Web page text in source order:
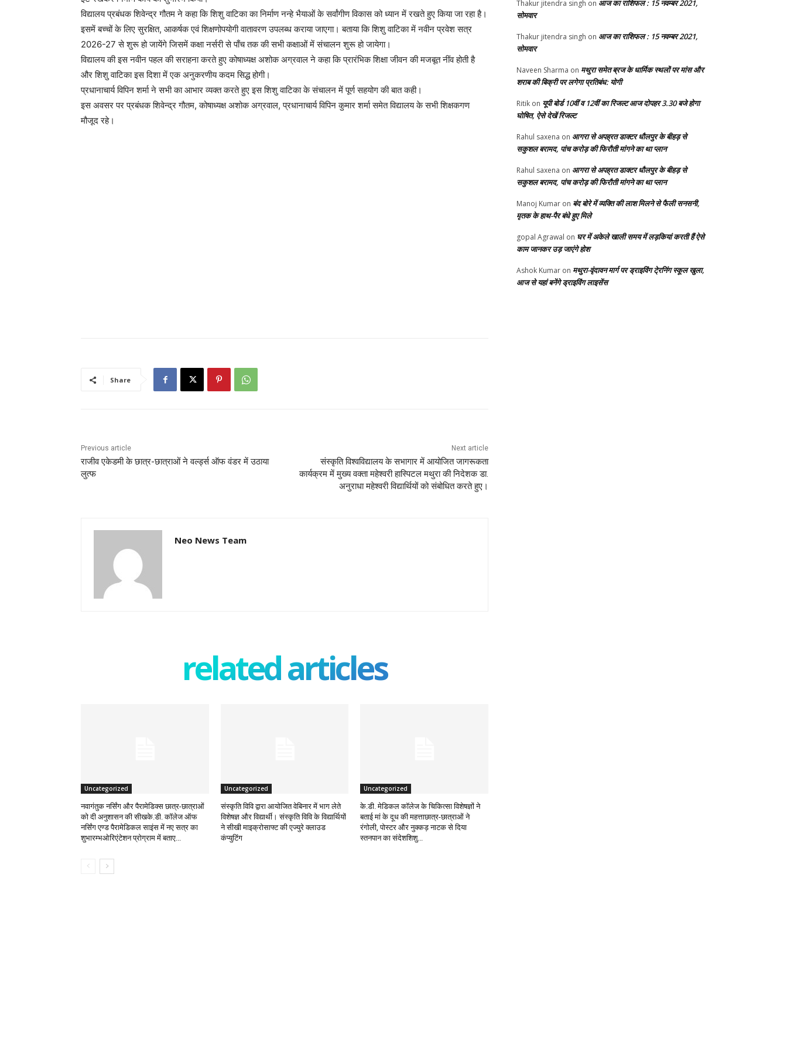
विद्यालय प्रबंधक शिवेन्द्र गौतम ने कहा कि शिशु वाटिका का निर्माण नन्हे भैयाओं के सर्वांगीण विकास को ध्यान में रखते हुए किया जा रहा है।
इसमें बच्चों के लिए सुरक्षित, आकर्षक एवं शिक्षणोपयोगी वातावरण उपलब्ध कराया जाएगा। बताया कि शिशु वाटिका में नवीन प्रवेश सत्र
2026-27 से शुरू हो जायेंगे जिसमें कक्षा नर्सरी से पाँच तक की सभी कक्षाओं में संचालन शुरू हो जायेगा।
विद्यालय की इस नवीन पहल की सराहना करते हुए कोषाध्यक्ष अशोक अग्रवाल ने कहा कि प्रारंभिक शिक्षा जीवन की मजबूत नींव होती है
और शिशु वाटिका इस दिशा में एक अनुकरणीय कदम सिद्ध होगी।
प्रधानाचार्य विपिन शर्मा ने सभी का आभार व्यक्त करते हुए इस शिशु वाटिका के संचालन में पूर्ण सहयोग की बात कही।
इस अवसर पर प्रबंधक शिवेन्द्र गौतम, कोषाध्यक्ष अशोक अग्रवाल, प्रधानाचार्य विपिन कुमार शर्मा समेत विद्यालय के सभी शिक्षकगण
मौजूद रहे।
Share
Previous article
राजीव एकेडमी के छात्र-छात्राओं ने वर्ल्ड्स ऑफ वंडर में उठाया
लुत्फ
Next article
संस्कृति विश्वविद्यालय के सभागार में आयोजित जागरूकता
कार्यक्रम में मुख्य वक्ता महेश्वरी हास्पिटल मथुरा की निदेशक डा.
अनुराधा महेश्वरी विद्यार्थियों को संबोधित करते हुए।
Neo News Team
related articles
Uncategorized
नवागंतुक नर्सिंग और पैरामेडिक्स छात्र-छात्राओं
को दी अनुशासन की सीखके.डी. कॉलेज ऑफ
नर्सिंग एण्ड पैरामेडिकल साइंस में नए सत्र का
शुभारम्भओरिएंटेशन प्रोग्राम में बताए...
Uncategorized
संस्कृति विवि द्वारा आयोजित वेबिनार में भाग लेते
विशेषज्ञ और विद्यार्थी। संस्कृति विवि के विद्यार्थियों
ने सीखी माइक्रोसाफ्ट की एज्युरे क्लाउड
कंप्युटिंग
Uncategorized
के.डी. मेडिकल कॉलेज के चिकित्सा विशेषज्ञों ने
बताई मां के दूध की महत्ताछात्र-छात्राओं ने
रंगोली, पोस्टर और नुक्कड़ नाटक से दिया
स्तनपान का संदेशशिशु...
Thakur jitendra singh on आज का राशिफल : 15 नवम्बर 2021,
सोमवार
Thakur jitendra singh on आज का राशिफल : 15 नवम्बर 2021,
सोमवार
Naveen Sharma on मथुरा समेत ब्रज के धार्मिक स्थलों पर मांस और
शराब की बिक्री पर लगेगा प्रतिबंध: योगी
Ritik on यूपी बोर्ड 10वीं व 12वीं का रिजल्ट आज दोपहर 3.30 बजे होगा
घोषित, ऐसे देखें रिजल्ट
Rahul saxena on आगरा से अपह्रत डाक्टर धौलपुर के बीहड़ से
सकुशल बरामद, पांच करोड़ की फिरौती मांगने का था प्लान
Rahul saxena on आगरा से अपह्रत डाक्टर धौलपुर के बीहड़ से
सकुशल बरामद, पांच करोड़ की फिरौती मांगने का था प्लान
Manoj Kumar on बंद बोरे में व्यक्ति की लाश मिलने से फैली सनसनी,
मृतक के हाथ-पैर बंधे हुए मिले
gopal Agrawal on घर में अकेले खाली समय में लड़कियां करती हैं ऐसे
काम जानकर उड़ जाएंगे होश
Ashok Kumar on मथुरा-वृंदावन मार्ग पर ड्राइविंग टे्रनिंग स्कूल खुला,
आज से यहां बनेंगे ड्राइविंग लाइसेंस